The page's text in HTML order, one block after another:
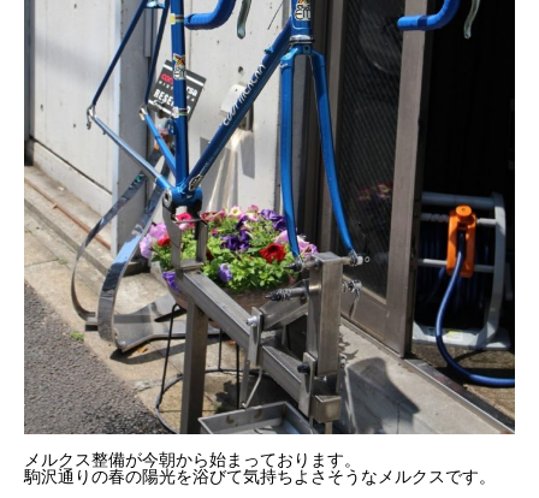
メルクス整備が今朝から始まっております。
駒沢通りの春の陽光を浴びて気持ちよさそうなメルクスです。